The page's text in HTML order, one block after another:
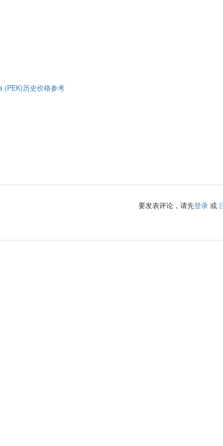
(PEK)历史价格参考
要发表评论，请先登录 或